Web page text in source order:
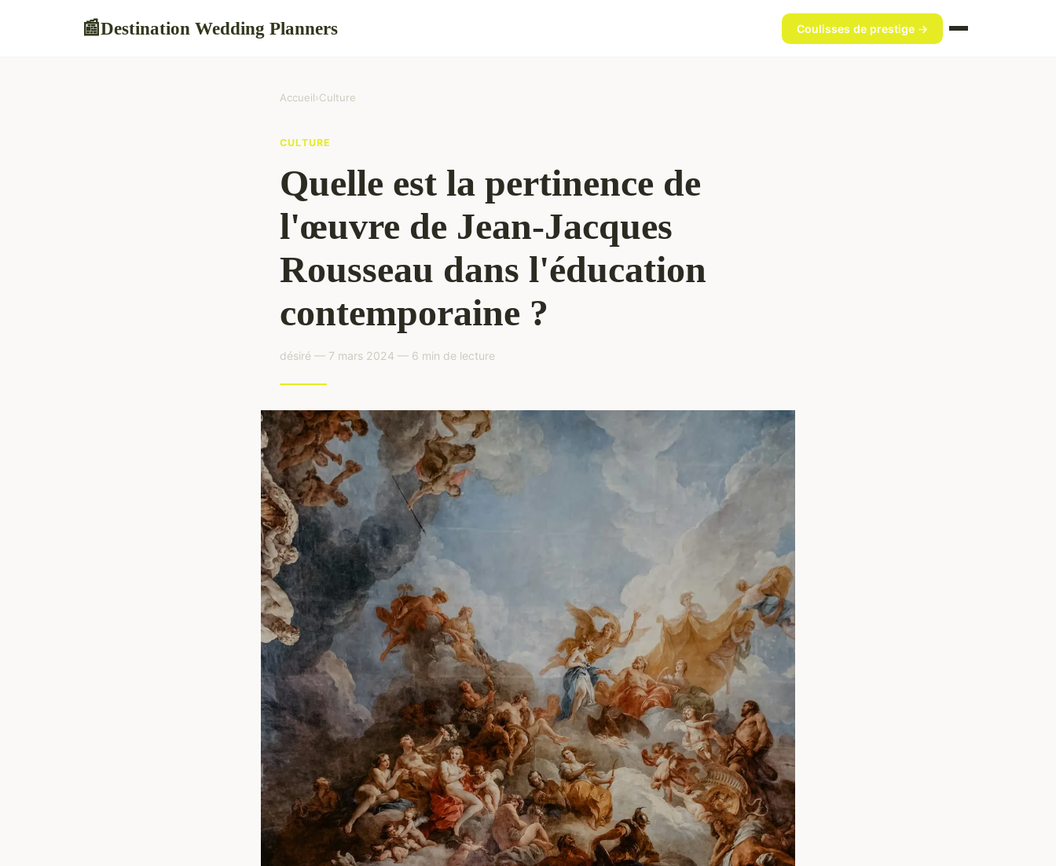
📰Destination Wedding Planners Coulisses de prestige →
Accueil›Culture
CULTURE
Quelle est la pertinence de
l'œuvre de Jean-Jacques
Rousseau dans l'éducation
contemporaine ?
désiré — 7 mars 2024 — 6 min de lecture